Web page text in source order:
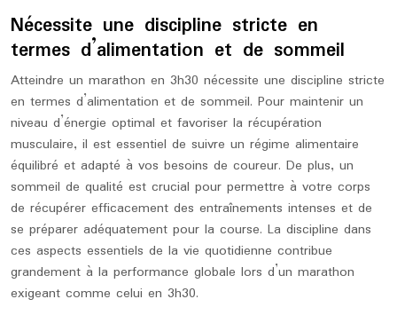
Nécessite une discipline stricte en
termes d’alimentation et de sommeil
Atteindre un marathon en 3h30 nécessite une discipline stricte
en termes d’alimentation et de sommeil. Pour maintenir un
niveau d’énergie optimal et favoriser la récupération
musculaire, il est essentiel de suivre un régime alimentaire
équilibré et adapté à vos besoins de coureur. De plus, un
sommeil de qualité est crucial pour permettre à votre corps
de récupérer efficacement des entraînements intenses et de
se préparer adéquatement pour la course. La discipline dans
ces aspects essentiels de la vie quotidienne contribue
grandement à la performance globale lors d’un marathon
exigeant comme celui en 3h30.